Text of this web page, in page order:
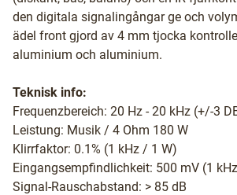
den digitala signalingångar ge och
ädel front gjord av 4 mm tjocka
aluminium och aluminium.
Teknisk info:
Frequenzbereich: 20 Hz - 20 kHz (+/-3
Leistung: Musik / 4 Ohm 180 W
Klirrfaktor: 0.1% (1 kHz / 1 W)
Eingangsempfindlichkeit: 500 mV (1
Signal-Rauschabstand: > 85 dB